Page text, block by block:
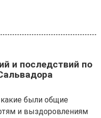
и последствий по
были общие
и выздоровлениям